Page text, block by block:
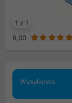
1 z 1
6,00
Wysyłkowa: